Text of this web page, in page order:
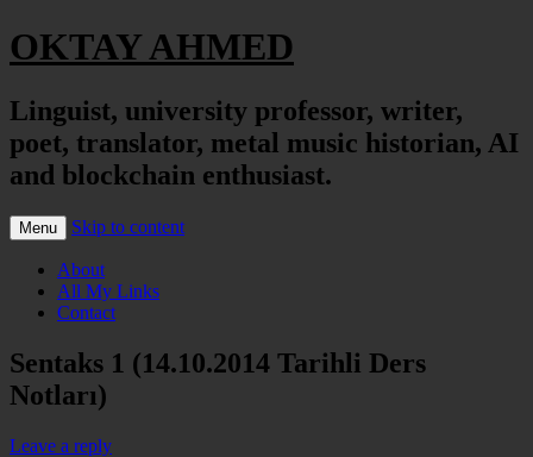
OKTAY AHMED
Linguist, university professor, writer,
poet, translator, metal music historian, AI
and blockchain enthusiast.
Menu Skip to content
About
All My Links
Contact
Sentaks 1 (14.10.2014 Tarihli Ders
Notları)
Leave a reply